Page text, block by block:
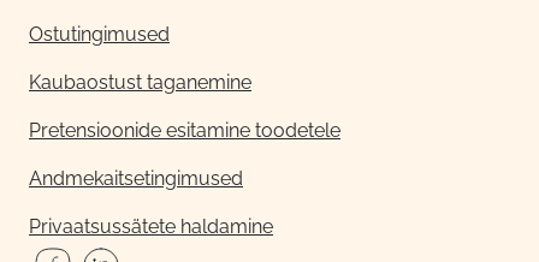
Ostutingimused
Kaubaostust taganemine
Pretensioonide esitamine toodetele
Andmekaitsetingimused
Privaatsussätete haldamine